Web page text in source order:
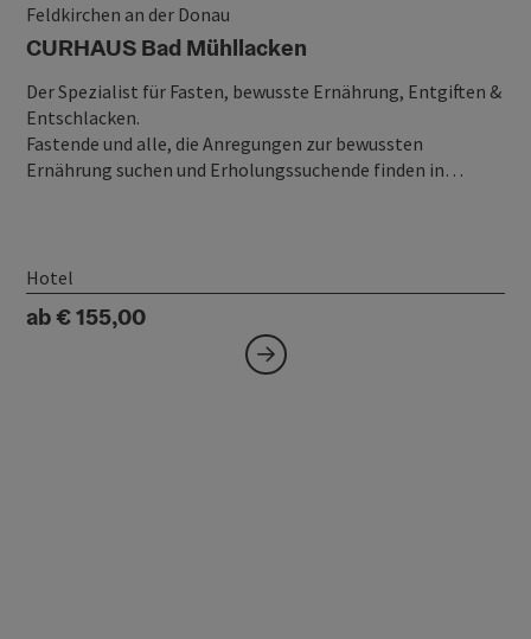
Feldkirchen an der Donau
CURHAUS Bad Mühllacken
Der Spezialist für Fasten, bewusste Ernährung, Entgiften &
Entschlacken.
Fastende und alle, die Anregungen zur bewussten
Ernährung suchen und Erholungssuchende finden in…
Hotel
ab € 155,00